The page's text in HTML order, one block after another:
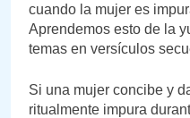
cuando la mujer es
Aprendemos esto de la
temas en versículos
Si una mujer concibe y
ritualmente impura